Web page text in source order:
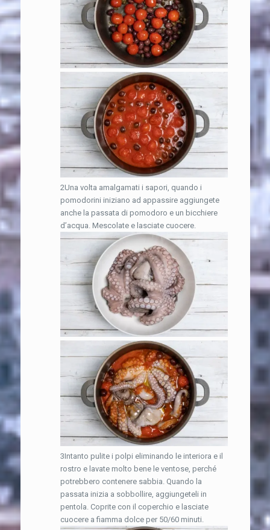
2Una volta amalgamati i sapori, quando i
pomodorini iniziano ad appassire aggiungete
anche la passata di pomodoro e un bicchiere
d’acqua. Mescolate e lasciate cuocere.
3Intanto pulite i polpi eliminando le interiora e il
rostro e lavate molto bene le ventose, perché
potrebbero contenere sabbia. Quando la
passata inizia a sobbollire, aggiungeteli in
pentola. Coprite con il coperchio e lasciate
cuocere a fiamma dolce per 50/60 minuti.